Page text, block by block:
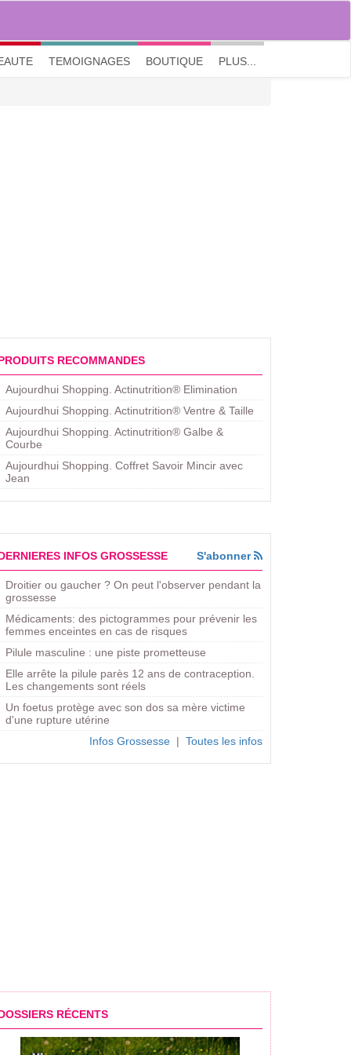
M'inscrire| Me connecter| ? Visite guidée
TEMOIGNAGES BOUTIQUE PLUS...
RECOMMANDES
Aujourdhui Shopping. Actinutrition® Elimination
Aujourdhui Shopping. Actinutrition® Ventre & Taille
Aujourdhui Shopping. Actinutrition® Galbe &
Courbe
Aujourdhui Shopping. ​Coffret Savoir Mincir avec
Jean
INFOS GROSSESSE S'abonner
Droitier ou gaucher ? On peut l'observer pendant la
grossesse
Médicaments: des pictogrammes pour prévenir les
femmes enceintes en cas de risques
Pilule masculine : une piste prometteuse
Elle arrête la pilule parès 12 ans de contraception.
Les changements sont réels
Un foetus protège avec son dos sa mère victime
d'une rupture utérine
Infos Grossesse | Toutes les infos
RÉCENTS